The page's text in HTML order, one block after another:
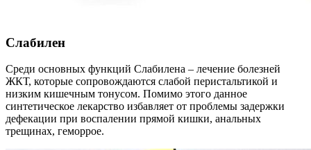
Слабилен
Среди основных функций Слабилена – лечение болезней
ЖКТ, которые сопровождаются слабой перистальтикой и
низким кишечным тонусом. Помимо этого данное
синтетическое лекарство избавляет от проблемы задержки
дефекации при воспалении прямой кишки, анальных
трещинах, геморрое.